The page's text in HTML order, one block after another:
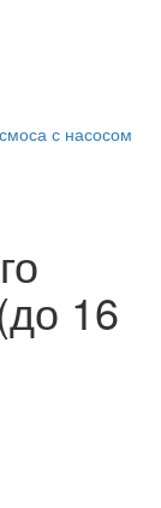
с насосом
16